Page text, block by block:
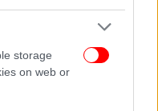
storage
on web or
πρέσβειρα της
ο πρωθυπουργός
ετοιμάζει
από τη